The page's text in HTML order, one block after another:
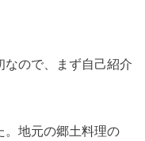
なので、まず自己紹介
。地元の郷土料理の